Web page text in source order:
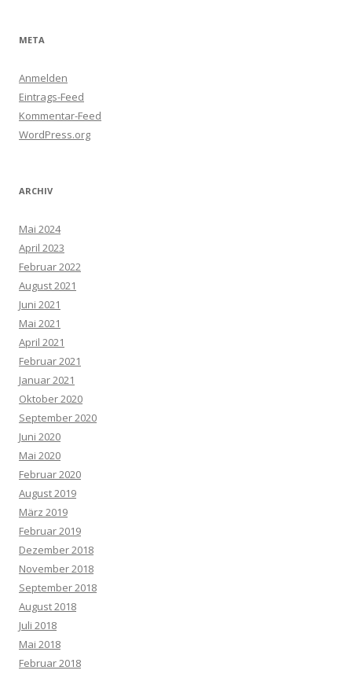
META
Anmelden
Eintrags-Feed
Kommentar-Feed
WordPress.org
ARCHIV
Mai 2024
April 2023
Februar 2022
August 2021
Juni 2021
Mai 2021
April 2021
Februar 2021
Januar 2021
Oktober 2020
September 2020
Juni 2020
Mai 2020
Februar 2020
August 2019
März 2019
Februar 2019
Dezember 2018
November 2018
September 2018
August 2018
Juli 2018
Mai 2018
Februar 2018